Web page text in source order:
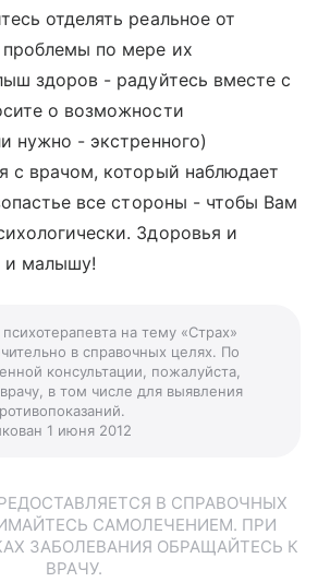
отделять реальное от
по мере их
здоров - радуйтесь вместе с
о возможности
нужно - экстренного)
с врачом, который наблюдает
все стороны - чтобы Вам
Здоровья и
и малышу!
психотерапевта на тему «Страх»
в справочных целях. По
консультации, пожалуйста,
в том числе для выявления
1 июня 2012
В СПРАВОЧНЫХ
САМОЛЕЧЕНИЕМ. ПРИ
ЗАБОЛЕВАНИЯ ОБРАЩАЙТЕСЬ К
ВРАЧУ.